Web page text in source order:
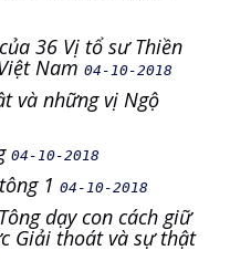
36 Vị tổ sư Thiền
Nam 04-10-2018
và những vị Ngộ
04-10-2018
1 04-10-2018
dạy con cách giữ
Giải thoát và sự thật